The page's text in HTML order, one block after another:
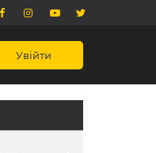
Увійти